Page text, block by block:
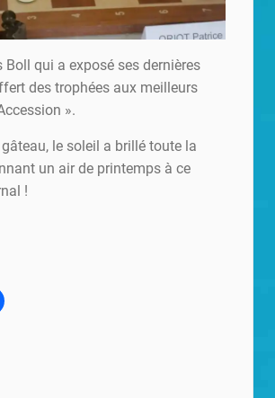
Boll qui a exposé ses dernières
des trophées aux meilleurs
».
gâteau, le soleil a brillé toute la
un air de printemps à ce
!